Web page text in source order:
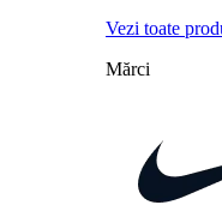
Vezi toate
Mărci